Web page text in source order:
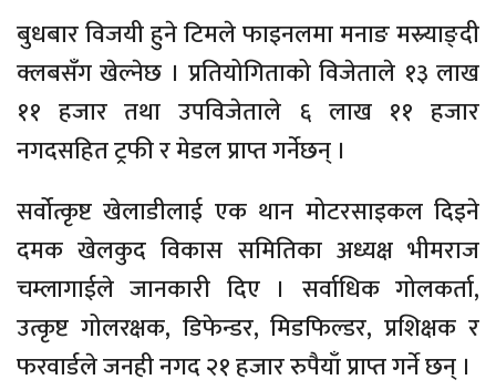
बुधबार विजयी हुने टिमले फाइनलमा मनाङ मस्र्याङ्दी
क्लबसँग खेल्नेछ । प्रतियोगिताको विजेताले १३ लाख
११ हजार तथा उपविजेताले ६ लाख ११ हजार
नगदसहित ट्रफी र मेडल प्राप्त गर्नेछन् ।
सर्वोत्कृष्ट खेलाडीलाई एक थान मोटरसाइकल दिइने
दमक खेलकुद विकास समितिका अध्यक्ष भीमराज
चम्लागाईले जानकारी दिए । सर्वाधिक गोलकर्ता,
उत्कृष्ट गोलरक्षक, डिफेन्डर, मिडफिल्डर, प्रशिक्षक र
फरवार्डले जनही नगद २१ हजार रुपैयाँ प्राप्त गर्ने छन् ।